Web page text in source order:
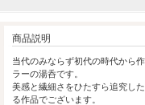
商品説明
当代のみならず初代の時代から
ラーの湯呑です。
美感と繊細さをひたすら追究し
る作品でございます。